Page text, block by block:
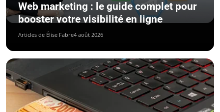
Web marketing : le guide complet pour
booster votre visibilité en ligne
Articles de Élise Fabre4 août 2026